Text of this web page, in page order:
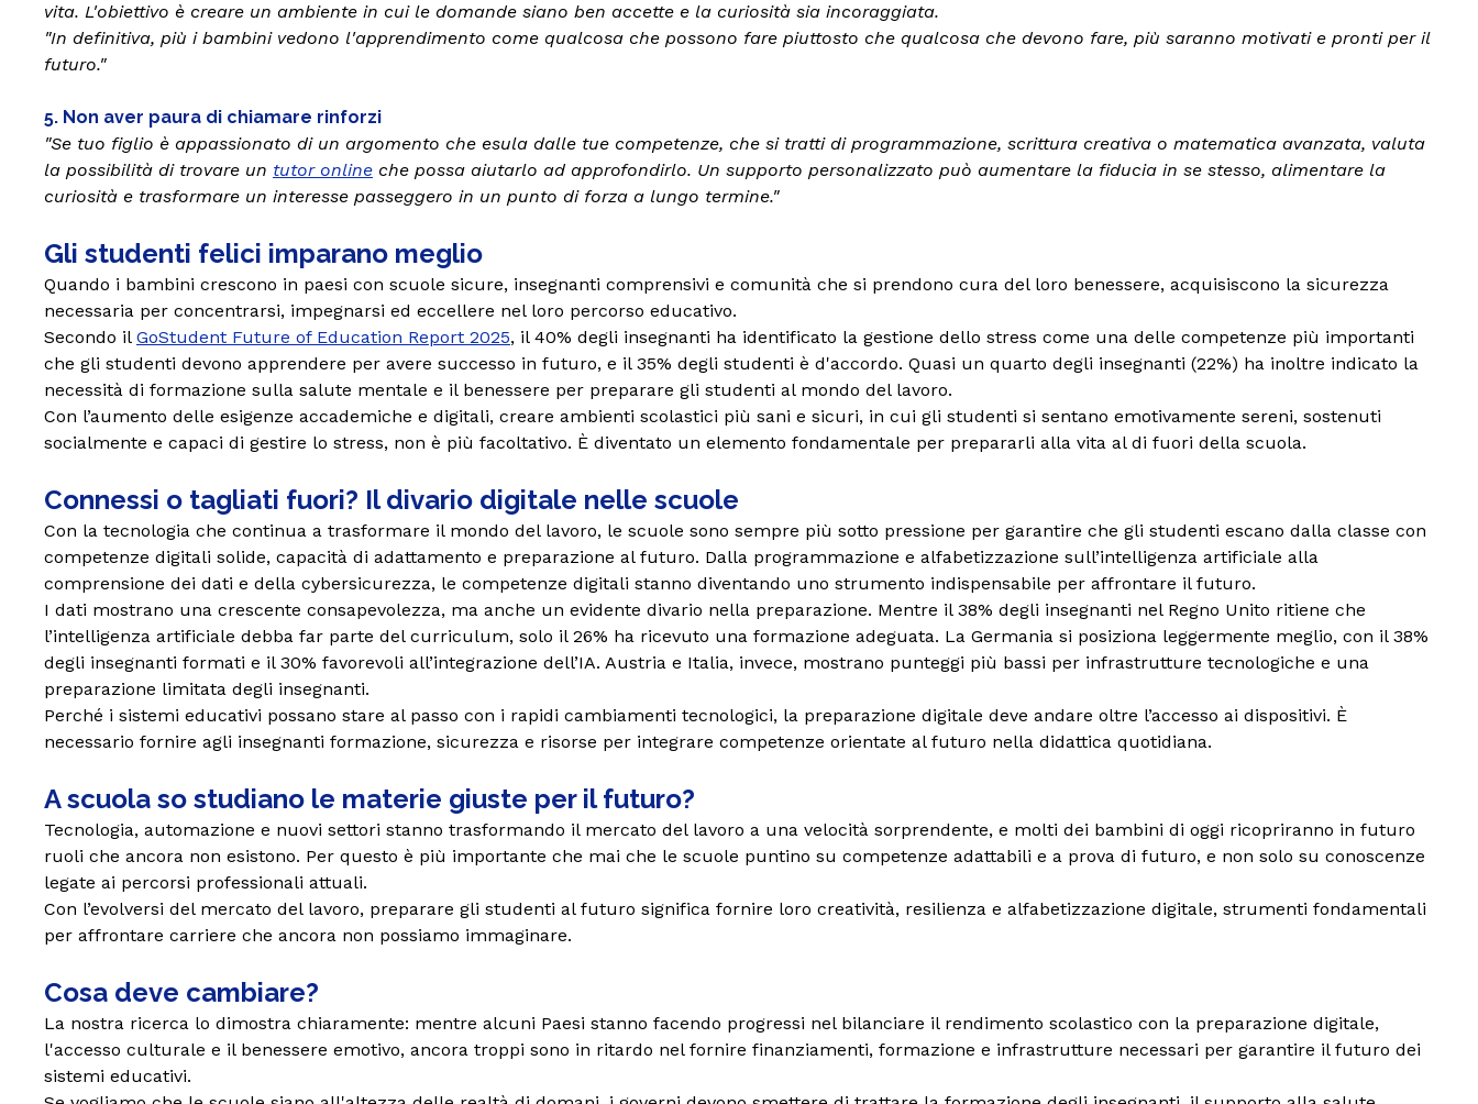
vita. L'obiettivo è creare un ambiente in cui le domande siano ben accette e la curiosità sia incoraggiata.
"In definitiva, più i bambini vedono l'apprendimento come qualcosa che possono fare piuttosto che qualcosa che devono fare, più saranno motivati ​​e pronti per il
futuro."
5. Non aver paura di chiamare rinforzi
"Se tuo figlio è appassionato di un argomento che esula dalle tue competenze, che si tratti di programmazione, scrittura creativa o matematica avanzata, valuta
la possibilità di trovare un tutor online che possa aiutarlo ad approfondirlo. Un supporto personalizzato può aumentare la fiducia in se stesso, alimentare la
curiosità e trasformare un interesse passeggero in un punto di forza a lungo termine."
Gli studenti felici imparano meglio
Quando i bambini crescono in paesi con scuole sicure, insegnanti comprensivi e comunità che si prendono cura del loro benessere, acquisiscono la sicurezza
necessaria per concentrarsi, impegnarsi ed eccellere nel loro percorso educativo.
Secondo il GoStudent Future of Education Report 2025, il 40% degli insegnanti ha identificato la gestione dello stress come una delle competenze più importanti
che gli studenti devono apprendere per avere successo in futuro, e il 35% degli studenti è d'accordo. Quasi un quarto degli insegnanti (22%) ha inoltre indicato la
necessità di formazione sulla salute mentale e il benessere per preparare gli studenti al mondo del lavoro.
Con l’aumento delle esigenze accademiche e digitali, creare ambienti scolastici più sani e sicuri, in cui gli studenti si sentano emotivamente sereni, sostenuti
socialmente e capaci di gestire lo stress, non è più facoltativo. È diventato un elemento fondamentale per prepararli alla vita al di fuori della scuola.
Connessi o tagliati fuori? Il divario digitale nelle scuole
Con la tecnologia che continua a trasformare il mondo del lavoro, le scuole sono sempre più sotto pressione per garantire che gli studenti escano dalla classe con
competenze digitali solide, capacità di adattamento e preparazione al futuro. Dalla programmazione e alfabetizzazione sull’intelligenza artificiale alla
comprensione dei dati e della cybersicurezza, le competenze digitali stanno diventando uno strumento indispensabile per affrontare il futuro.
I dati mostrano una crescente consapevolezza, ma anche un evidente divario nella preparazione. Mentre il 38% degli insegnanti nel Regno Unito ritiene che
l’intelligenza artificiale debba far parte del curriculum, solo il 26% ha ricevuto una formazione adeguata. La Germania si posiziona leggermente meglio, con il 38%
degli insegnanti formati e il 30% favorevoli all’integrazione dell’IA. Austria e Italia, invece, mostrano punteggi più bassi per infrastrutture tecnologiche e una
preparazione limitata degli insegnanti.
Perché i sistemi educativi possano stare al passo con i rapidi cambiamenti tecnologici, la preparazione digitale deve andare oltre l’accesso ai dispositivi. È
necessario fornire agli insegnanti formazione, sicurezza e risorse per integrare competenze orientate al futuro nella didattica quotidiana.
A scuola so studiano le materie giuste per il futuro?
Tecnologia, automazione e nuovi settori stanno trasformando il mercato del lavoro a una velocità sorprendente, e molti dei bambini di oggi ricopriranno in futuro
ruoli che ancora non esistono. Per questo è più importante che mai che le scuole puntino su competenze adattabili e a prova di futuro, e non solo su conoscenze
legate ai percorsi professionali attuali.
Con l’evolversi del mercato del lavoro, preparare gli studenti al futuro significa fornire loro creatività, resilienza e alfabetizzazione digitale, strumenti fondamentali
per affrontare carriere che ancora non possiamo immaginare.
Cosa deve cambiare?
La nostra ricerca lo dimostra chiaramente: mentre alcuni Paesi stanno facendo progressi nel bilanciare il rendimento scolastico con la preparazione digitale,
l'accesso culturale e il benessere emotivo, ancora troppi sono in ritardo nel fornire finanziamenti, formazione e infrastrutture necessari per garantire il futuro dei
sistemi educativi.